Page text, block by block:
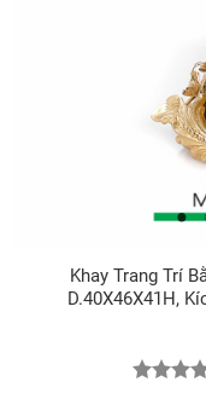
Khay Trang Trí
D.40X46X41H,